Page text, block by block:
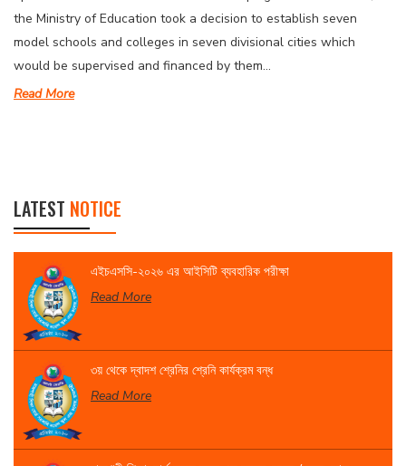
the Ministry of Education took a decision to establish seven
model schools and colleges in seven divisional cities which
would be supervised and financed by them...
Read More
LATEST NOTICE
এইচএসসি-২০২৬ এর আইসিটি ব্যবহারিক পরীক্ষা
Read More
৩য় থেকে দ্বাদশ শ্রেনির শ্রেনি কার্যক্রম বন্ধ
Read More